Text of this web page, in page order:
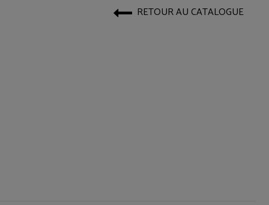
RETOUR AU CATALOGUE